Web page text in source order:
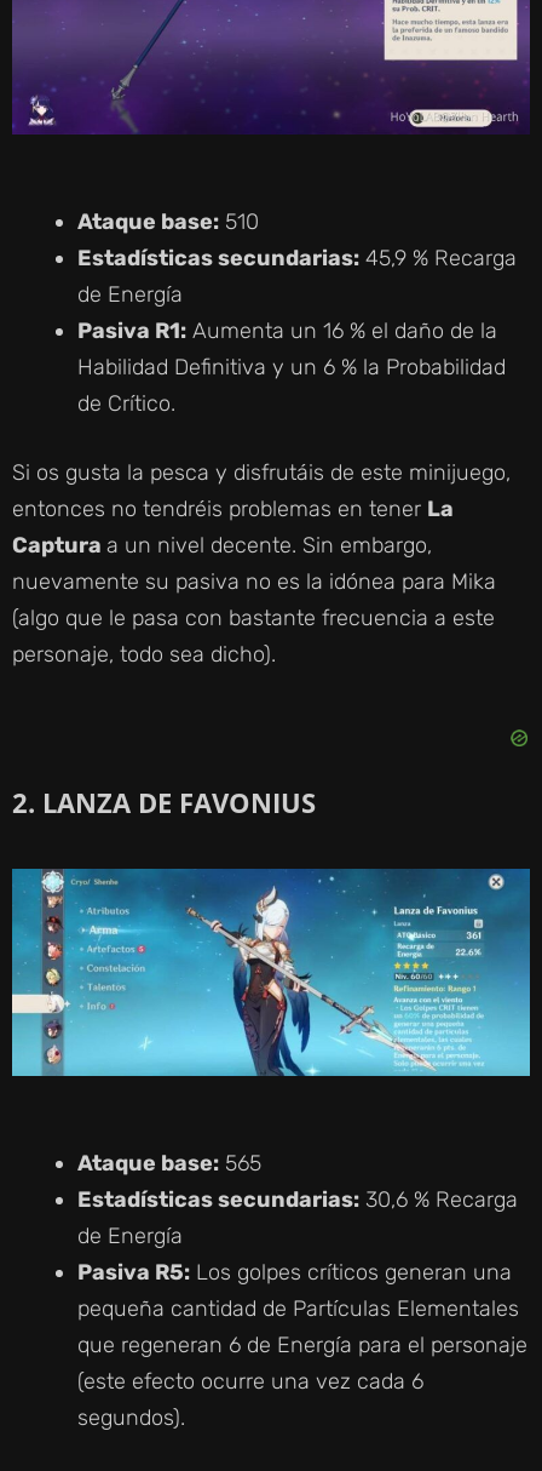
Ataque base: 510
Estadísticas secundarias: 45,9 % Recarga
de Energía
Pasiva R1: Aumenta un 16 % el daño de la
Habilidad Definitiva y un 6 % la Probabilidad
de Crítico.
Si os gusta la pesca y disfrutáis de este minijuego,
entonces no tendréis problemas en tener La
Captura a un nivel decente. Sin embargo,
nuevamente su pasiva no es la idónea para Mika
(algo que le pasa con bastante frecuencia a este
personaje, todo sea dicho).
2. LANZA DE FAVONIUS
Ataque base: 565
Estadísticas secundarias: 30,6 % Recarga
de Energía
Pasiva R5: Los golpes críticos generan una
pequeña cantidad de Partículas Elementales
que regeneran 6 de Energía para el personaje
(este efecto ocurre una vez cada 6
segundos).